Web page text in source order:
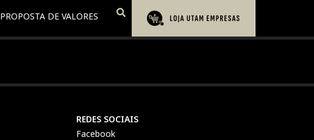
PROPOSTA DE VALORES
REDES SOCIAIS
Facebook